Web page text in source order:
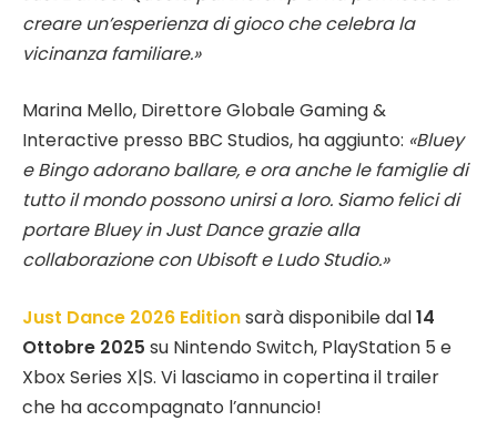
creare un’esperienza di gioco che celebra la
vicinanza familiare.»
Marina Mello, Direttore Globale Gaming &
Interactive presso BBC Studios, ha aggiunto: «Bluey
e Bingo adorano ballare, e ora anche le famiglie di
tutto il mondo possono unirsi a loro. Siamo felici di
portare Bluey in Just Dance grazie alla
collaborazione con Ubisoft e Ludo Studio.»
Just Dance 2026 Editionsarà disponibile dal14
Ottobre 2025 su Nintendo Switch, PlayStation 5 e
Xbox Series X|S. Vi lasciamo in copertina il trailer
che ha accompagnato l’annuncio!